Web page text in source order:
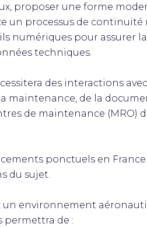
proposer une forme
un processus de continuité
numériques pour assurer
techniques.
des interactions
maintenance, de la
de maintenance (MRO)
ponctuels en
du sujet.
un environnement
permettra de :